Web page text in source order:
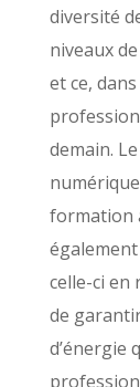
diversité
niveaux
et ce,
demain.
formation
également
celle-ci en
de
d’énergie